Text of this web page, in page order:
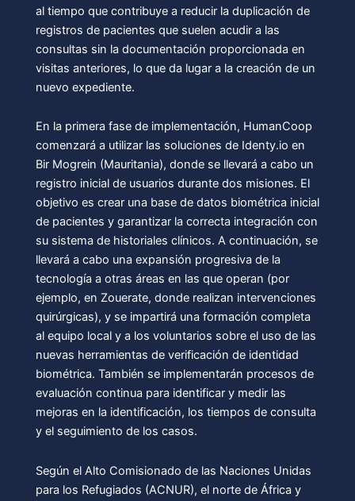
al tiempo que contribuye a reducir la duplicación de
registros de pacientes que suelen acudir a las
consultas sin la documentación proporcionada en
visitas anteriores, lo que da lugar a la creación de un
nuevo expediente.
En la primera fase de implementación, HumanCoop
comenzará a utilizar las soluciones de Identy.io en
Bir Mogrein (Mauritania), donde se llevará a cabo un
registro inicial de usuarios durante dos misiones. El
objetivo es crear una base de datos biométrica inicial
de pacientes y garantizar la correcta integración con
su sistema de historiales clínicos. A continuación, se
llevará a cabo una expansión progresiva de la
tecnología a otras áreas en las que operan (por
ejemplo, en Zouerate, donde realizan intervenciones
quirúrgicas), y se impartirá una formación completa
al equipo local y a los voluntarios sobre el uso de las
nuevas herramientas de verificación de identidad
biométrica. También se implementarán procesos de
evaluación continua para identificar y medir las
mejoras en la identificación, los tiempos de consulta
y el seguimiento de los casos.
Según el Alto Comisionado de las Naciones Unidas
para los Refugiados (ACNUR), el norte de África y